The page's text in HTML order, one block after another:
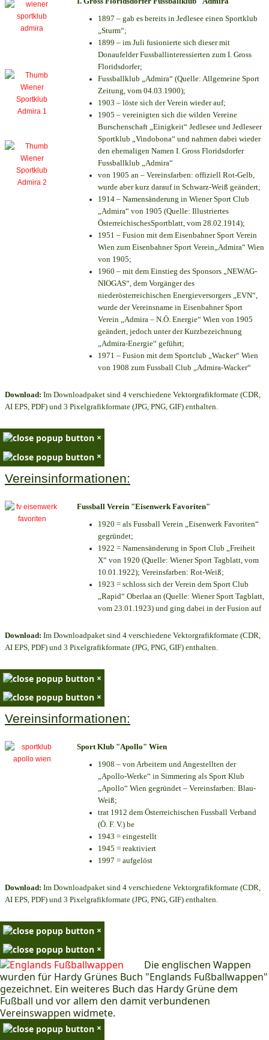
1897 – gab es bereits in Jedlesee einen Sportklub
„Sturm“;
1899 – im Juli fusionierte sich dieser mit
Donaufelder Fussballinteressierten zum I. Gross
Floridsdorfer;
Fussballklub „Admira“ (Quelle: Allgemeine Sport
Zeitung, vom 04.03.1900);
1903 – löste sich der Verein wieder auf;
1905 – vereinigten sich die wilden Vereine
Burschenschaft „Einigkeit“ Jedlesee und Jedleseer
Sportklub „Vindobona“ und nahmen dabei wieder
den ehemaligen Namen I. Gross Floridsdorfer
Fussballklub „Admira“
von 1905 an – Vereinsfarben: offiziell Rot-Gelb,
wurde aber kurz darauf in Schwarz-Weiß geändert;
1914 – Namensänderung in Wiener Sport Club
„Admira“ von 1905 (Quelle: Illustriertes
ÖsterreichischesSportblatt, vom 28.02.1914);
1951 – Fusion mit dem Eisenbahner Sport Verein
Wien zum Eisenbahner Sport Verein„Admira“ Wien
von 1905;
1960 – mit dem Einstieg des Sponsors „NEWAG-
NIOGAS“, dem Vorgänger des
niederösterreichischen Energieversorgers „EVN“,
wurde der Vereinsname in Eisenbahner Sport
Verein „Admira – N.Ö. Energie“ Wien von 1905
geändert, jedoch unter der Kurzbezeichnung
„Admira-Energie“ geführt;
1971 – Fusion mit dem Sportclub „Wacker“ Wien
von 1908 zum Fussball Club „Admira-Wacker“
Download: Im Downloadpaket sind 4 verschiedene Vektorgrafikformate (CDR,
AI EPS, PDF) und 3 Pixelgrafikformate (JPG, PNG, GIF) enthalten.
×
×
Vereinsinformationen:
Fussball Verein "Eisenwerk Favoriten"
1920 = als Fussball Verein „Eisenwerk Favoriten“
gegründet;
1922 = Namensänderung in Sport Club „Freiheit
X“ von 1920 (Quelle: Wiener Sport Tagblatt, vom
10.01.1922); Vereinsfarben: Rot-Weiß;
1923 = schloss sich der Verein dem Sport Club
„Rapid“ Oberlaa an (Quelle: Wiener Sport Tagblatt,
vom 23.01.1923) und ging dabei in der Fusion auf
Download: Im Downloadpaket sind 4 verschiedene Vektorgrafikformate (CDR,
AI EPS, PDF) und 3 Pixelgrafikformate (JPG, PNG, GIF) enthalten.
×
×
Vereinsinformationen:
Sport Klub "Apollo" Wien
1908 – von Arbeitern und Angestellten der
„Apollo-Werke“ in Simmering als Sport Klub
„Apollo“ Wien gegründet – Vereinsfarben: Blau-
Weiß;
trat 1912 dem Österreichischen Fussball Verband
(Ö. F. V.) be
1943 = eingestellt
1945 = reaktiviert
1997 = aufgelöst
Download: Im Downloadpaket sind 4 verschiedene Vektorgrafikformate (CDR,
AI EPS, PDF) und 3 Pixelgrafikformate (JPG, PNG, GIF) enthalten.
×
×
Die englischen Wappen
wurden für Hardy Grünes Buch "Englands Fußballwappen"
gezeichnet. Ein weiteres Buch das Hardy Grüne dem
Fußball und vor allem den damit verbundenen
Vereinswappen widmete.
×